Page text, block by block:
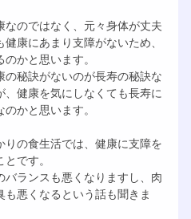
のではなく、元々身体が丈夫
康にあまり支障がないため、
かと思います。
秘訣がないのが長寿の秘訣な
健康を気にしなくても長寿に
かと思います。
の食生活では、健康に支障を
です。
ランスも悪くなりますし、肉
悪くなるという話も聞きま